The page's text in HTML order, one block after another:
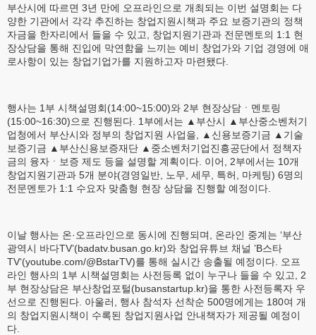
부산시에 따르면 3년 만에 오프라인으로 개최되는 이번 설명회는 다
양한 기관에서 각각 추진하는 창업지원시책과 주요 보증기관의 정책
자금을 한자리에서 들을 수 있고, 창업지원기관과 전문멘토의 1:1 현
장상담을 통해 진입에 막연함을 느끼는 예비 창업가와 기업 경영에 애
로사항이 있는 창업기업가를 지원하고자 마련됐다.
행사는 1부 시책설명회(14:00~15:00)와 2부 현장상담ㆍ멘토링
(15:00~16:30)으로 진행된다. 1부에서는 ▲부산시 ▲부산중소벤처기
업청에서 부산시와 정부의 창업지원 사업을, ▲신용보증기금 ▲기술
보증기금 ▲부산신용보증재단 ▲중소벤처기업진흥공단에서 정책자
금의 융자ㆍ보증 제도 등을 설명할 계획이다. 이어, 2부에서는 10개
창업지원기관과 5개 분야(경영일반, 노무, 세무, 특허, 마케팅) 6명의
전문멘토가 1:1 수요자 맞춤형 현장 상담을 진행할 예정이다.
이날 행사는 온·오프라인으로 동시에 진행되며, 온라인 중계는 ‘부산
광역시 바다TV’(badatv.busan.go.kr)와 창업유튜브 채널 ’B스타
TV‘(youtube.com/@BstarTV)를 통해 실시간 송출될 예정이다. 오프
라인 행사의 1부 시책설명회는 사전등록 없이 누구나 들을 수 있고, 2
부 현장상담은 부산창업포털(busanstartup.kr)을 통한 사전등록자 우
선으로 진행된다. 아울러, 행사 참석자 선착순 500명에게는 180여 개
의 창업지원시책이 수록된 창업지원사업 안내책자가 제공될 예정이
다.